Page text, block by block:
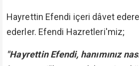
Hayrettin Efendi içeri dâvet
ederler. Efendi Hazretleri'miz;
"Hayrettin Efendi, hanımınız